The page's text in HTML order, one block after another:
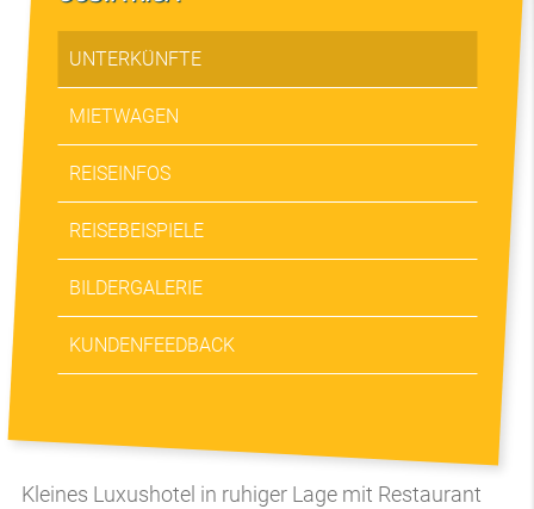
UNTERKÜNFTE
MIETWAGEN
REISEINFOS
REISEBEISPIELE
BILDERGALERIE
KUNDENFEEDBACK
Kleines Luxushotel in ruhiger Lage mit Restaurant